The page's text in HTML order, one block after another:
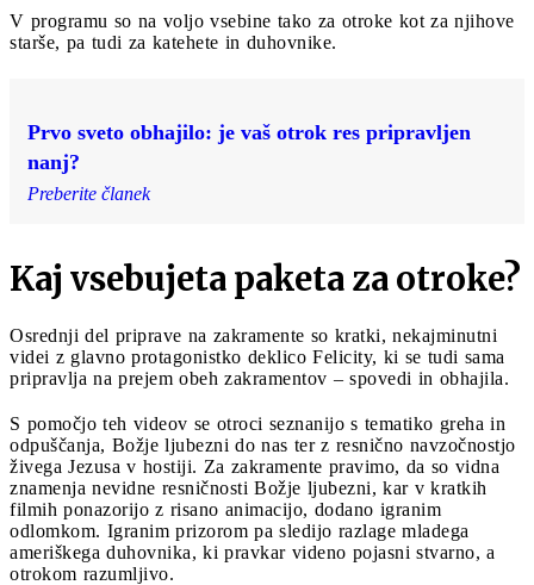
V programu so na voljo vsebine tako za otroke kot za njihove
starše, pa tudi za katehete in duhovnike.
Prvo sveto obhajilo: je vaš otrok res pripravljen
nanj?
Preberite članek
Kaj vsebujeta paketa za otroke?
Osrednji del priprave na zakramente so kratki, nekajminutni
videi z glavno protagonistko deklico Felicity, ki se tudi sama
pripravlja na prejem obeh zakramentov – spovedi in obhajila.
S pomočjo teh videov se otroci seznanijo s tematiko greha in
odpuščanja, Božje ljubezni do nas ter z resnično navzočnostjo
živega Jezusa v hostiji. Za zakramente pravimo, da so vidna
znamenja nevidne resničnosti Božje ljubezni, kar v kratkih
filmih ponazorijo z risano animacijo, dodano igranim
odlomkom. Igranim prizorom pa sledijo razlage mladega
ameriškega duhovnika, ki pravkar videno pojasni stvarno, a
otrokom razumljivo.